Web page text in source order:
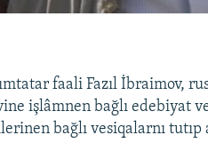
faali Fazıl İbraimov,
işlâmnen bağlı edebiyat
bağlı vesiqalarnı tutıp